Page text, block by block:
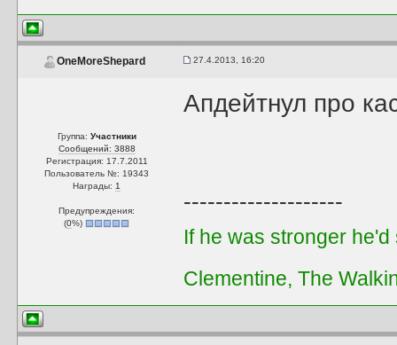
OneMoreShepard 27.4.2013, 16:20
Группа: Участники
Сообщений: 3888
Регистрация: 17.7.2011
Пользователь №: 19343
Награды: 1
Предупреждения:
(0%)
Апдейтнул про
--------------------
If he was stronger
Clementine, The